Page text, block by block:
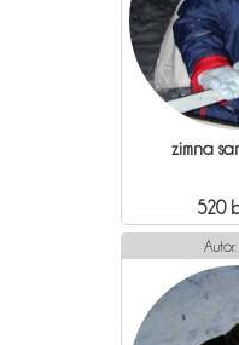
zimna
520
Autor: